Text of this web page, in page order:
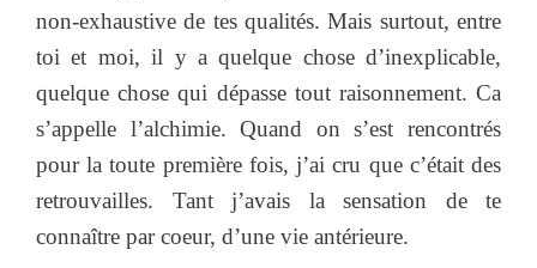
non-exhaustive de tes qualités. Mais surtout, entre
toi et moi, il y a quelque chose d’inexplicable,
quelque chose qui dépasse tout raisonnement. Ca
s’appelle l’alchimie. Quand on s’est rencontrés
pour la toute première fois, j’ai cru que c’était des
retrouvailles. Tant j’avais la sensation de te
connaître par coeur, d’une vie antérieure.